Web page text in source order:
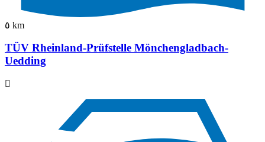
٥ km
TÜV Rheinland-Prüfstelle Mönchengladbach-
Uedding